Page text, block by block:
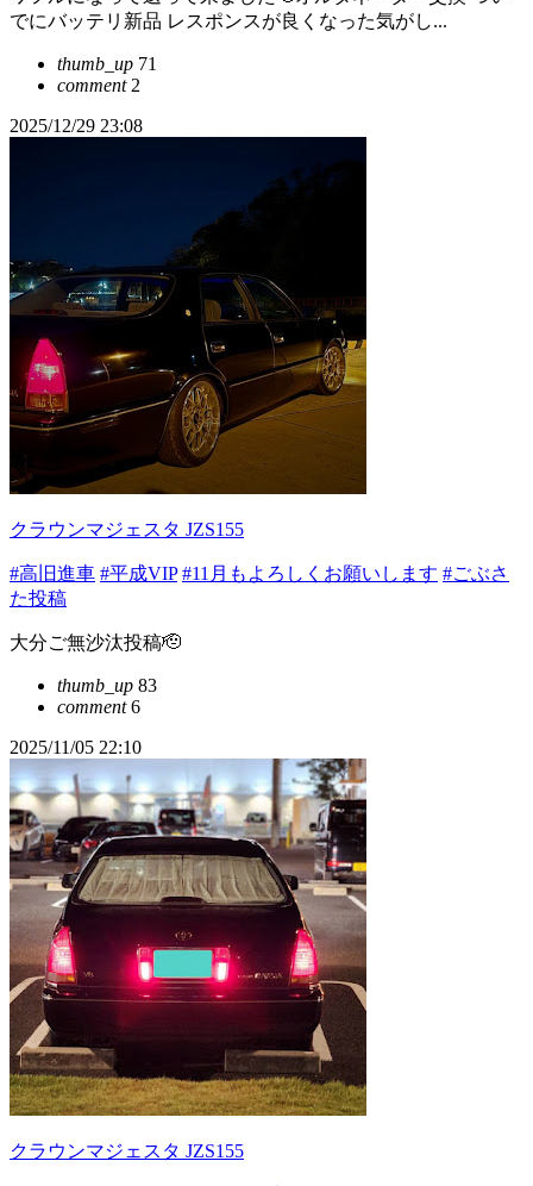
でにバッテリ新品 レスポンスが良くなった気がし...
thumb_up 71
comment2
2025/12/29 23:08
クラウンマジェスタ JZS155
#高旧進車 #平成VIP #11月もよろしくお願いします #ごぶさ
た投稿
大分ご無沙汰投稿🫡
thumb_up 83
comment6
2025/11/05 22:10
クラウンマジェスタ JZS155